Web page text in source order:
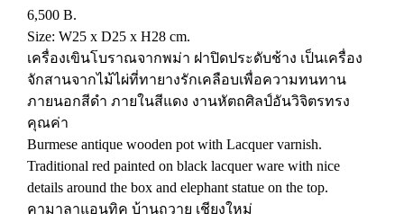
6,500 B.
Size: W25 x D25 x H28 cm.
เครื่องเขินโบราณจากพม่า ฝาปิดประดับช้าง เป็นเครื่อง
จักสานจากไม้ไผ่ที่ทายางรักเคลือบเพื่อความทนทาน
ภายนอกสีดำ ภายในสีแดง งานหัตถศิลป์อันวิจิตรทรง
คุณค่า
Burmese antique wooden pot with Lacquer varnish.
Traditional red painted on black lacquer ware with nice
details around the box and elephant statue on the top.
คามาลาแอนทิค บ้านถวาย เชียงใหม่